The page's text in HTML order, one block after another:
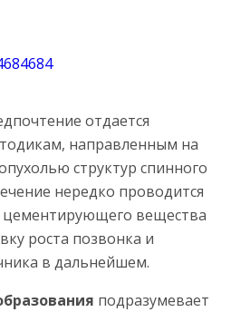
отдается
направленным на
структур спинного
нередко проводится
цементирующего вещества
роста позвонка и
в дальнейшем.
подразумевает